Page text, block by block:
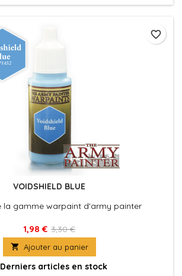
VOIDSHIELD BLUE
la gamme warpaint d'army painter
1,98 € 3,30 €
 Ajouter au panier
Derniers articles en stock
favorite_border